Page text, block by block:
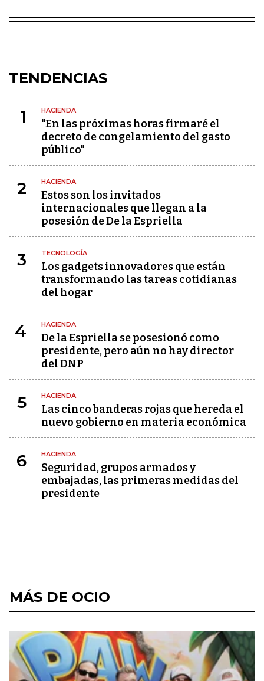
TENDENCIAS
1 HACIENDA
"En las próximas horas firmaré el
decreto de congelamiento del gasto
público"
2 HACIENDA
Estos son los invitados
internacionales que llegan a la
posesión de De la Espriella
3 TECNOLOGÍA
Los gadgets innovadores que están
transformando las tareas cotidianas
del hogar
4 HACIENDA
De la Espriella se posesionó como
presidente, pero aún no hay director
del DNP
5 HACIENDA
Las cinco banderas rojas que hereda el
nuevo gobierno en materia económica
6 HACIENDA
Seguridad, grupos armados y
embajadas, las primeras medidas del
presidente
MÁS DE OCIO